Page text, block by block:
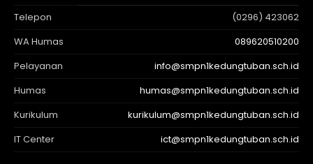
Telepon
(0296) 423062
WA Humas
089620510200
Pelayanan
info@smpn1kedungtuban.sch.id
Humas
humas@smpn1kedungtuban.sch.id
Kurikulum
kurikulum@smpn1kedungtuban.sch.id
IT Center
ict@smpn1kedungtuban.sch.id